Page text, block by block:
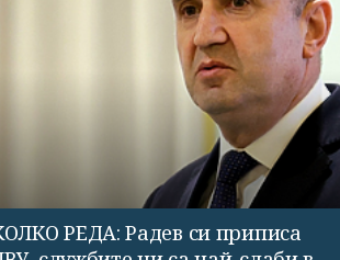
РЕДА: Радев си приписа